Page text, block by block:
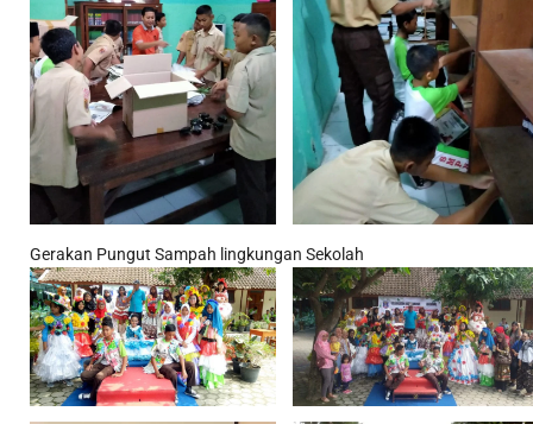
Gerakan Pungut Sampah lingkungan Sekolah